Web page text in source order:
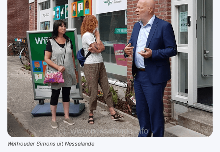
Wethouder Simons uit Nesselande